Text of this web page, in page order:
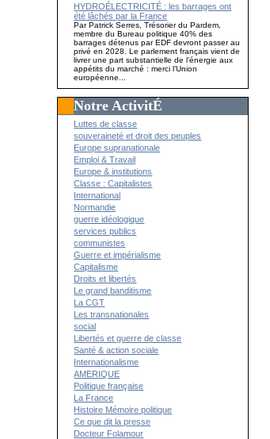
HYDROÉLECTRICITÉ : les barrages ont
été lâchés par la France
Par Patrick Serres, Trésorier du Pardem,
membre du Bureau politique 40% des
barrages détenus par EDF devront passer au
privé en 2028. Le parlement français vient de
livrer une part substantielle de l’énergie aux
appétits du marché : merci l’Union
européenne...
Notre ActivitÉ
Luttes de classe
souveraineté et droit des peuples
Europe supranationale
Emploi & Travail
Europe & institutions
Classe : Capitalistes
International
Normandie
guerre idéologique
services publics
communistes
Guerre et impérialisme
Capitalisme
Droits et libertés
Le grand banditisme
La CGT
Les transnationales
social
Libertés et guerre de classe
Santé & action sociale
Internationalisme
AMERIQUE
Politique française
La France
Histoire Mémoire politique
Ce que dit la presse
Docteur Folamour